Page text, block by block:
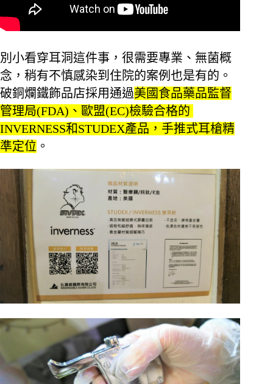
別小看穿耳洞這件事，很需要專業、無菌概
念，稍有不慎感染到住院的案例也是有的。
破銅爛鐵飾品店採用通過美國食品藥品監督
管理局(FDA)、歐盟(EC)檢驗合格的
INVERNESS和STUDEX產品，手推式耳槍精
準定位 。